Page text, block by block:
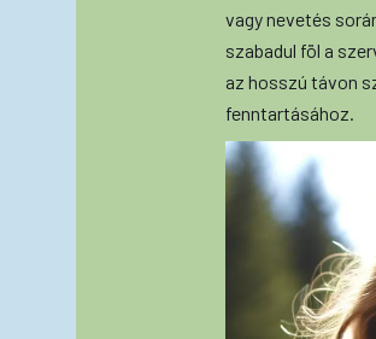
vagy nevetés
szabadul föl a
az hosszú távon
fenntartásához.